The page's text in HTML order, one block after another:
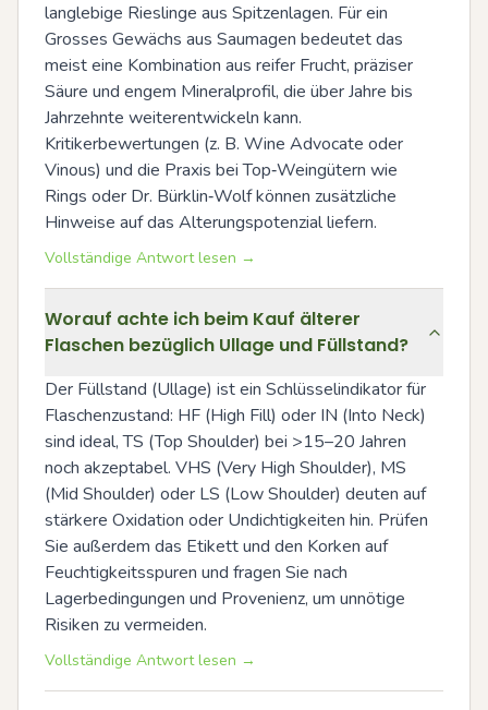
langlebige Rieslinge aus Spitzenlagen. Für ein
Grosses Gewächs aus Saumagen bedeutet das
meist eine Kombination aus reifer Frucht, präziser
Säure und engem Mineralprofil, die über Jahre bis
Jahrzehnte weiterentwickeln kann.
Kritikerbewertungen (z. B. Wine Advocate oder
Vinous) und die Praxis bei Top‑Weingütern wie
Rings oder Dr. Bürklin‑Wolf können zusätzliche
Hinweise auf das Alterungspotenzial liefern.
Vollständige Antwort lesen →
Worauf achte ich beim Kauf älterer
Flaschen bezüglich Ullage und Füllstand?
Der Füllstand (Ullage) ist ein Schlüsselindikator für
Flaschenzustand: HF (High Fill) oder IN (Into Neck)
sind ideal, TS (Top Shoulder) bei >15–20 Jahren
noch akzeptabel. VHS (Very High Shoulder), MS
(Mid Shoulder) oder LS (Low Shoulder) deuten auf
stärkere Oxidation oder Undichtigkeiten hin. Prüfen
Sie außerdem das Etikett und den Korken auf
Feuchtigkeitsspuren und fragen Sie nach
Lagerbedingungen und Provenienz, um unnötige
Risiken zu vermeiden.
Vollständige Antwort lesen →